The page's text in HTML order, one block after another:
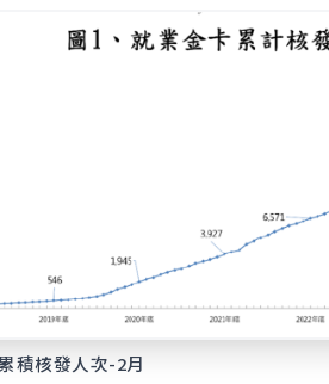
累積核發人次-2月